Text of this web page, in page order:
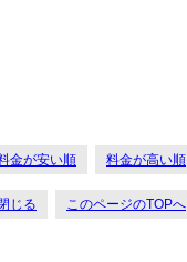
料金が高い順
金が安い順
このページのTOPへ
じる